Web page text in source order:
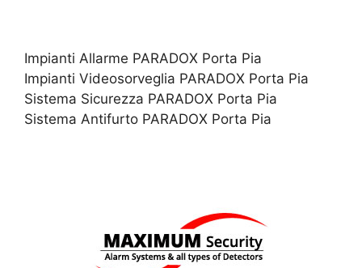
Impianti Allarme PARADOX Porta Pia
Impianti Videosorveglia PARADOX Porta Pia
Sistema Sicurezza PARADOX Porta Pia
Sistema Antifurto PARADOX Porta Pia